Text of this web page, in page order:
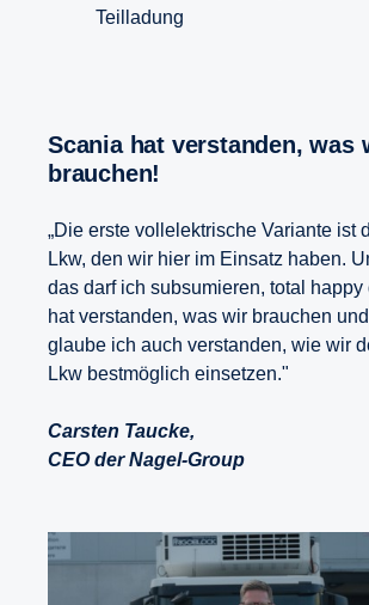
Teilladung
Scania hat verstanden, was wir
brauchen!
„Die erste vollelektrische Variante ist
Lkw, den wir hier im Einsatz haben.
das darf ich subsumieren, total happy
hat verstanden, was wir brauchen
glaube ich auch verstanden, wie wir
Lkw bestmöglich einsetzen."
Carsten Taucke,
CEO der Nagel-Group